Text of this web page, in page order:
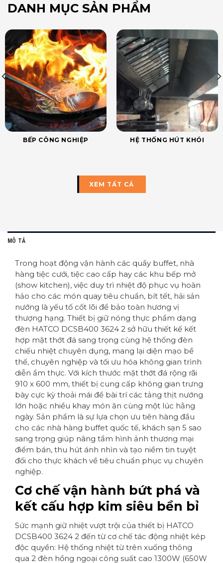
DANH MỤC SẢN PHẨM
BẾP CÔNG NGHIỆP HỆ THỐNG HÚT KHÓI
XEM TẤT CẢ
MÔ TẢ
Trong hoạt động vận hành các quầy buffet, nhà
hàng tiệc cưới, tiệc cao cấp hay các khu bếp mở
(show kitchen), việc duy trì nhiệt độ phục vụ hoàn
hảo cho các món quay tiêu chuẩn, bít tết, hải sản
nướng là yếu tố cốt lõi để bảo toàn hương vị
thượng hạng. Thiết bị giữ nóng thực phẩm dạng
đèn HATCO DCSB400 3624 2 sở hữu thiết kế kết
hợp mặt thớt đá sang trọng cùng hệ thống đèn
chiếu nhiệt chuyên dụng, mang lại diện mạo bề
thế, chuyên nghiệp và tối ưu hóa không gian trình
diễn ẩm thực. Với kích thước mặt thớt đá rộng rãi
910 x 600 mm, thiết bị cung cấp không gian trưng
bày cực kỳ thoải mái để bài trí các tảng thịt nướng
lớn hoặc nhiều khay món ăn cùng một lúc hằng
ngày. Sản phẩm là sự lựa chọn ưu tiên hàng đầu
cho các nhà hàng buffet quốc tế, khách sạn 5 sao
sang trọng giúp nâng tầm hình ảnh thương mại
điểm bán, thu hút ánh nhìn và tạo niềm tin tuyệt
đối cho thực khách về tiêu chuẩn phục vụ chuyên
nghiệp.
Cơ chế vận hành bứt phá và
kết cấu hợp kim siêu bền bỉ
Sức mạnh giữ nhiệt vượt trội của thiết bị HATCO
DCSB400 3624 2 đến từ cơ chế tác động nhiệt kép
độc quyền: Hệ thống nhiệt từ trên xuống thông
qua 2 đèn hồng ngoại công suất cao 1300W (650W